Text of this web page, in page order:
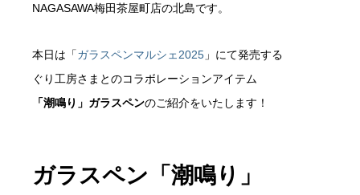
NAGASAWA梅田茶屋町店の北島です。
本日は「ガラスペンマルシェ2025 」にて発売する
ぐり工房さまとのコラボレーションアイテム
「潮鳴り」ガラスペンのご紹介をいたします！
ガラスペン「潮鳴り」